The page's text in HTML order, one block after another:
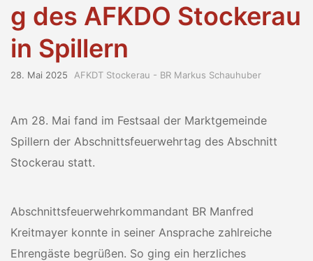
g des AFKDO Stockerau
in Spillern
28. Mai 2025 AFKDT Stockerau - BR Markus Schauhuber
Am 28. Mai fand im Festsaal der Marktgemeinde
Spillern der Abschnittsfeuerwehrtag des Abschnitt
Stockerau statt.
Abschnittsfeuerwehrkommandant BR Manfred
Kreitmayer konnte in seiner Ansprache zahlreiche
Ehrengäste begrüßen. So ging ein herzliches